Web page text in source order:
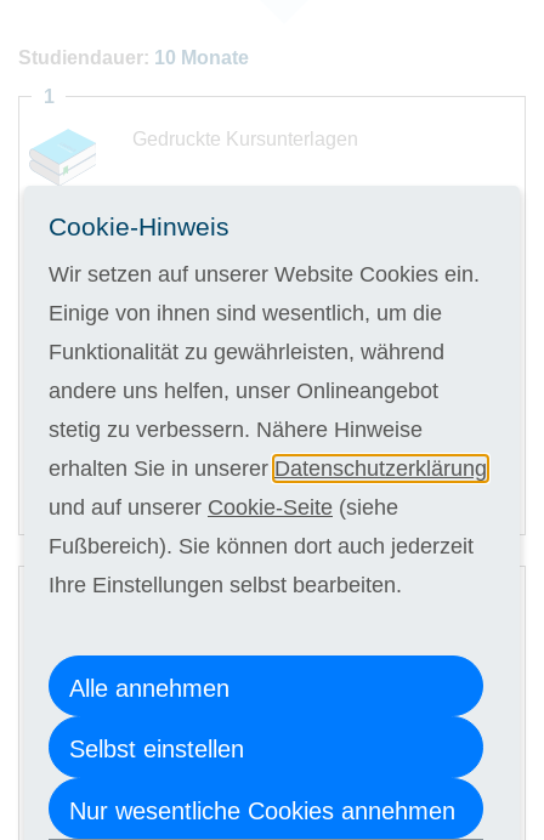
Studiendauer: 10 Monate
Gedruckte Kursunterlagen
Digitale Kursunterlagen
10 x 136,00 €
1
Kursgebühr
10 x 116,00 €
ANMELDEN
Cookie-Hinweis
Wir setzen auf unserer Website Cookies ein.
Einige von ihnen sind wesentlich, um die
Funktionalität zu gewährleisten, während
andere uns helfen, unser Onlineangebot
stetig zu verbessern. Nähere Hinweise
erhalten Sie in unserer Datenschutzerklärung
und auf unserer Cookie-Seite (siehe
Fußbereich). Sie können dort auch jederzeit
Ihre Einstellungen selbst bearbeiten.
Alle annehmen
Selbst einstellen
Nur wesentliche Cookies annehmen